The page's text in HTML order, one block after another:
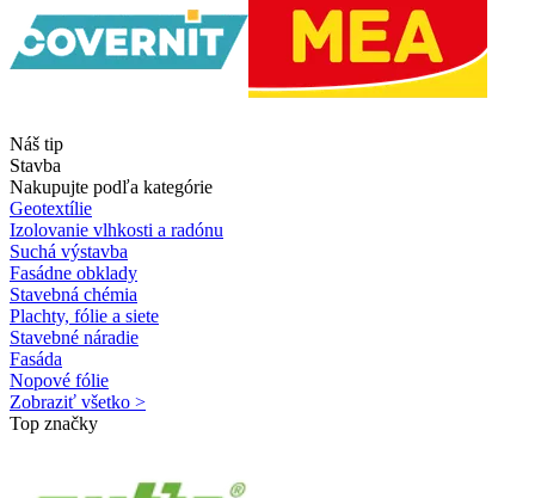
Náš tip
Stavba
Nakupujte podľa kategórie
Geotextílie
Izolovanie vlhkosti a radónu
Suchá výstavba
Fasádne obklady
Stavebná chémia
Plachty, fólie a siete
Stavebné náradie
Fasáda
Nopové fólie
Zobraziť všetko >
Top značky